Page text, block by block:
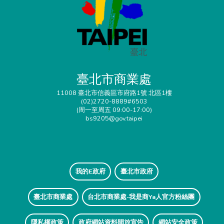
臺北市商業處
11008 臺北市信義區市府路1號 北區1樓
(02)2720-8889#6503
(周一至周五 09:00-17:00)
bs9205@gov.taipei
我的E政府 臺北市政府
臺北市商業處 台北市商業處-我是商Ya人官方粉絲團